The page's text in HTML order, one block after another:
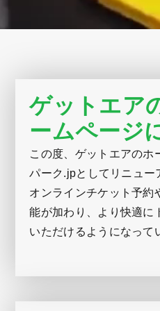
ゲットエア
ームページ
この度、ゲットエアのホ
パーク.jpとしてリニュー
オンラインチケット予約
能が加わり、より快適に
いただけるようになって